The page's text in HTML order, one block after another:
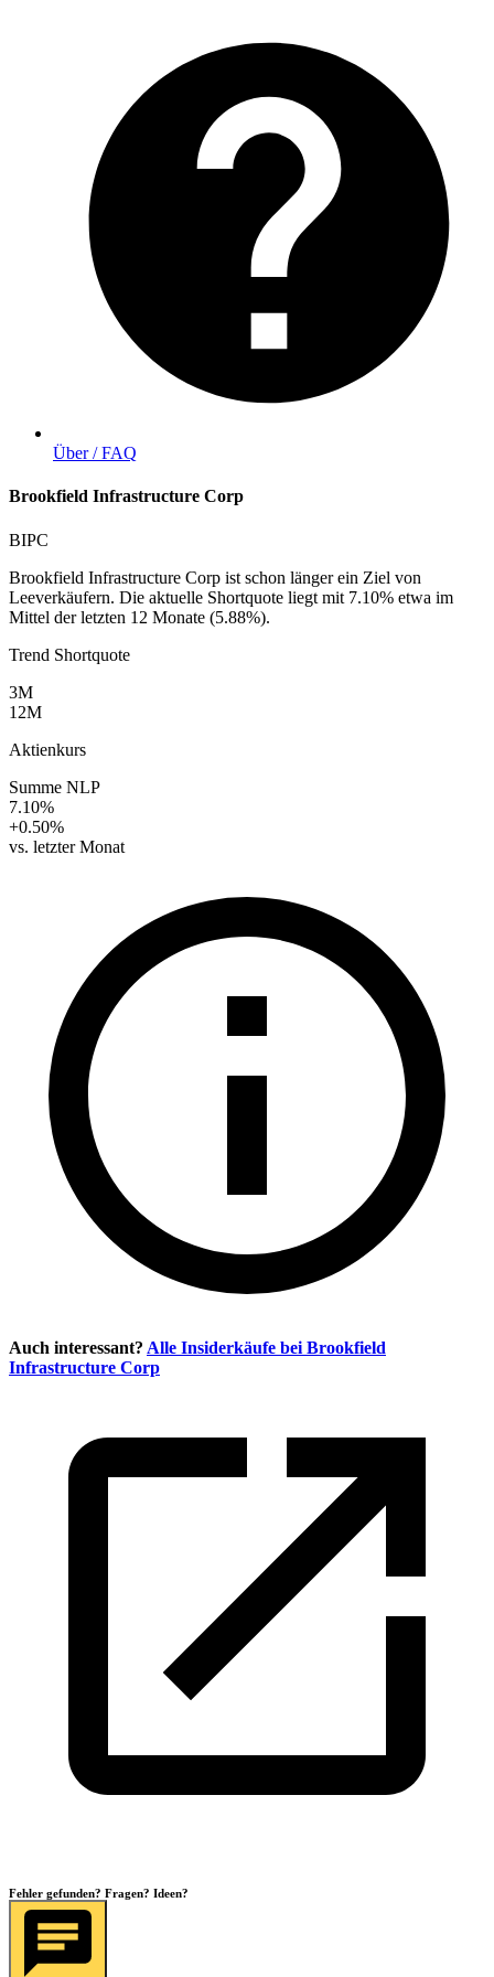
Über / FAQ
Brookfield Infrastructure Corp
BIPC
Brookfield Infrastructure Corp ist schon länger ein Ziel von
Leeverkäufern. Die aktuelle Shortquote liegt mit 7.10% etwa im
Mittel der letzten 12 Monate (5.88%).
Trend Shortquote
3M
12M
Aktienkurs
Summe NLP
7.10%
+0.50%
vs. letzter Monat
Auch interessant? Alle Insiderkäufe bei Brookfield
Infrastructure Corp
Fehler gefunden? Fragen? Ideen?